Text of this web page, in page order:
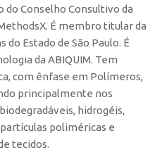
do Conselho Consultivo da
É membro titular da
do Estado de São Paulo. É
da ABIQUIM. Tem
com ênfase em Polímeros,
principalmente nos
hidrogéis,
poliméricas e
tecidos.